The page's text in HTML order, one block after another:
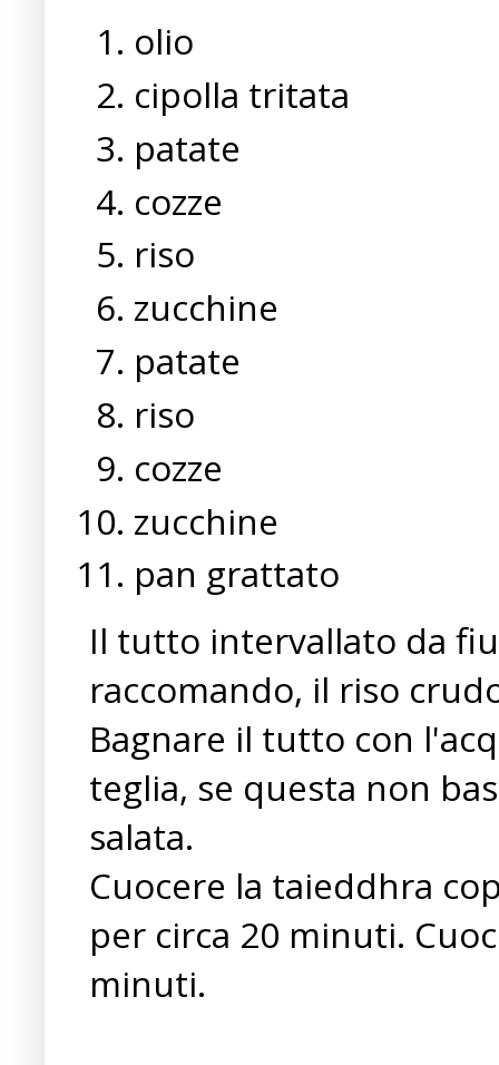
olio
cipolla tritata
patate
cozze
riso
zucchine
patate
riso
cozze
zucchine
pan grattato
Il tutto intervallato da
raccomando, il riso
Bagnare il tutto con
teglia, se questa non
salata.
Cuocere la taieddhra
per circa 20 minuti.
minuti.